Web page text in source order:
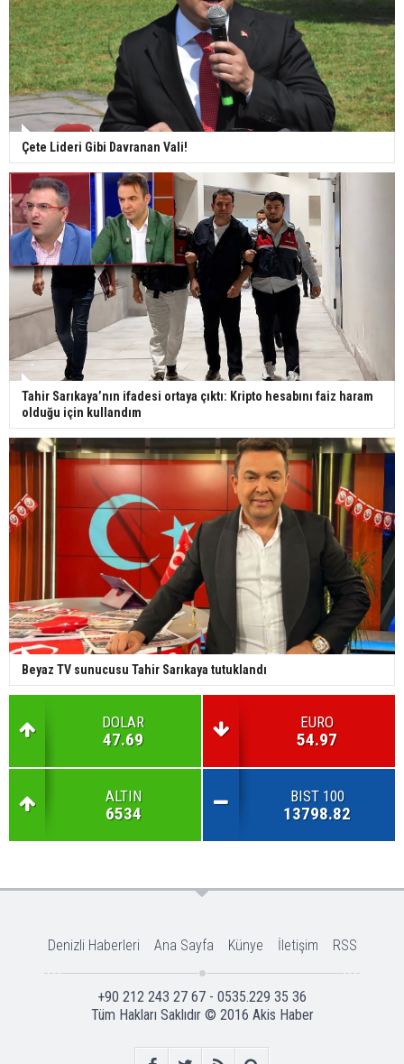
Çete Lideri Gibi Davranan Vali!
Tahir Sarıkaya’nın ifadesi ortaya çıktı: Kripto hesabını faiz haram
olduğu için kullandım
Beyaz TV sunucusu Tahir Sarıkaya tutuklandı
DOLAR
47.69
EURO
54.97
ALTIN
6534
BIST 100
13798.82
Denizli Haberleri Ana Sayfa Künye İletişim RSS
+90 212 243 27 67 - 0535.229 35 36
Tüm Hakları Saklıdır © 2016 Akis Haber